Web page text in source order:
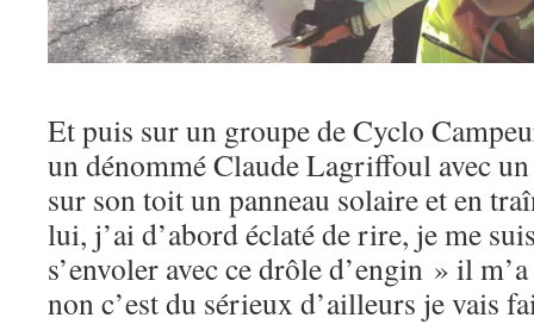
Et puis sur un groupe de Cyclo
un dénommé Claude Lagriffoul avec
sur son toit un panneau solaire et en
lui, j’ai d’abord éclaté de rire, je me
s’envoler avec ce drôle d’engin » il
non c’est du sérieux d’ailleurs je vais